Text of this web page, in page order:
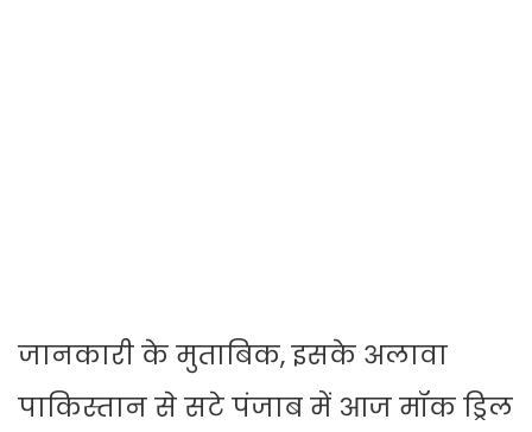
जानकारी के मुताबिक, इसके अलावा
पाकिस्तान से सटे पंजाब में आज मॉक ड्रिल